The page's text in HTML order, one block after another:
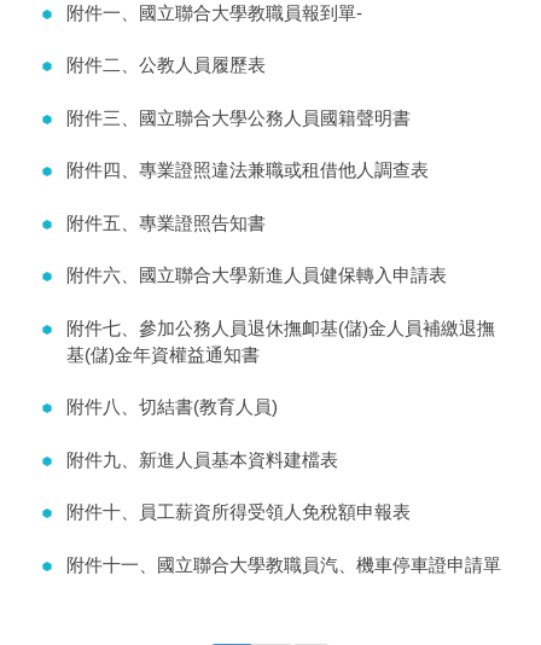
附件一、國立聯合大學教職員報到單-
附件二、公教人員履歷表
附件三、國立聯合大學公務人員國籍聲明書
附件四、專業證照違法兼職或租借他人調查表
附件五、專業證照告知書
附件六、國立聯合大學新進人員健保轉入申請表
附件七、參加公務人員退休撫卹基(儲)金人員補繳退撫
基(儲)金年資權益通知書
附件八、切結書(教育人員)
附件九、新進人員基本資料建檔表
附件十、員工薪資所得受領人免稅額申報表
附件十一、國立聯合大學教職員汽、機車停車證申請單